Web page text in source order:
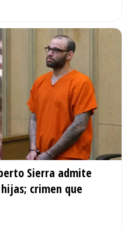
Sierra admite
crimen que